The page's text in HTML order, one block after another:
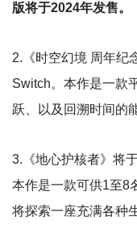
版将于2024年发售。
2.《时空幻境 周年纪
Switch。本作是一款
跃、以及回溯时间的
3.《地心护核者》将
本作是一款可供1至8
将探索一座充满各种